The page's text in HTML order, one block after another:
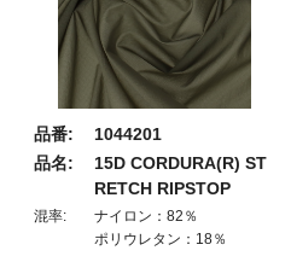
品番:
1044201
品名:
15D CORDURA(R) ST
RETCH RIPSTOP
混率:
ナイロン：82％
ポリウレタン：18％